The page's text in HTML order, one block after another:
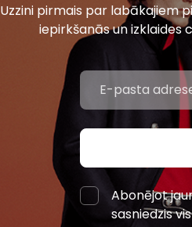
Uzzini pirmais par labākajiem
iepirkšanās un izklaides
Abonējot
sasniedzis